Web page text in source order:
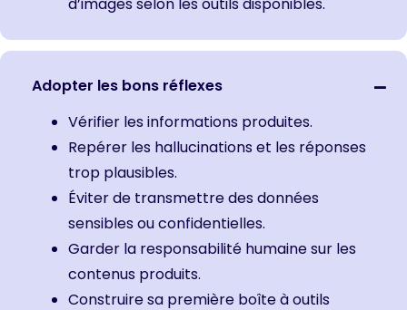
d’images selon les outils disponibles.
Adopter les bons réflexes
Vérifier les informations produites.
Repérer les hallucinations et les réponses
trop plausibles.
Éviter de transmettre des données
sensibles ou confidentielles.
Garder la responsabilité humaine sur les
contenus produits.
Construire sa première boîte à outils